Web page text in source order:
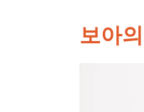
보아